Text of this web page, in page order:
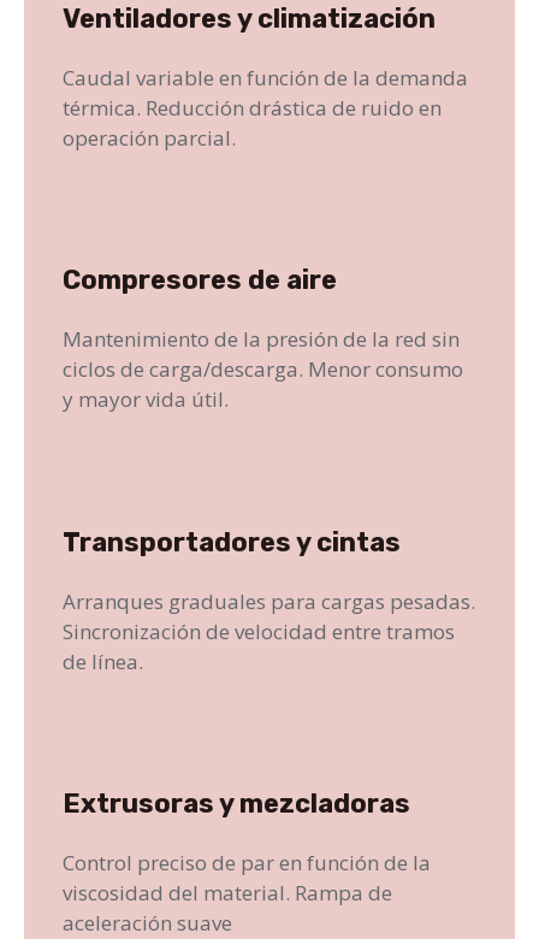
Ventiladores y climatización
Caudal variable en función de la demanda
térmica. Reducción drástica de ruido en
operación parcial.
Compresores de aire
Mantenimiento de la presión de la red sin
ciclos de carga/descarga. Menor consumo
y mayor vida útil.
Transportadores y cintas
Arranques graduales para cargas pesadas.
Sincronización de velocidad entre tramos
de línea.
Extrusoras y mezcladoras
Control preciso de par en función de la
viscosidad del material. Rampa de
aceleración suave